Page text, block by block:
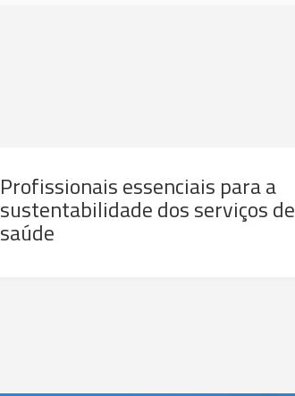
Profissionais essenciais para a
sustentabilidade dos serviços de
saúde